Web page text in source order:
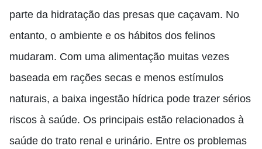
parte da hidratação das presas que caçavam. No
entanto, o ambiente e os hábitos dos felinos
mudaram. Com uma alimentação muitas vezes
baseada em rações secas e menos estímulos
naturais, a baixa ingestão hídrica pode trazer sérios
riscos à saúde. Os principais estão relacionados à
saúde do trato renal e urinário. Entre os problemas